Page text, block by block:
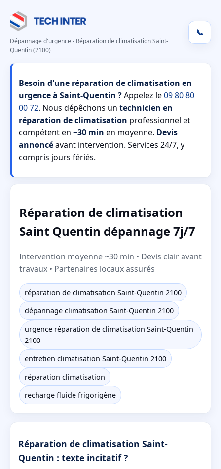
Dépannage d'urgence - Réparation de climatisation Saint-
Quentin (2100)
📞
Besoin d'une réparation de climatisation en
urgence à Saint-Quentin ?Appelez le09 80 80
00 72. Nous dépêchons un technicien en
réparation de climatisation professionnel et
compétent en ~30 min en moyenne. Devis
annoncéavant intervention. Services 24/7, y
compris jours fériés.
Réparation de climatisation
Saint Quentin dépannage 7j/7
Intervention moyenne ~30 min • Devis clair avant
travaux • Partenaires locaux assurés
réparation de climatisation Saint-Quentin 2100
dépannage climatisation Saint-Quentin 2100
urgence réparation de climatisation Saint-Quentin
2100
entretien climatisation Saint-Quentin 2100
réparation climatisation
recharge fluide frigorigène
Réparation de climatisation Saint-
Quentin : texte incitatif ?